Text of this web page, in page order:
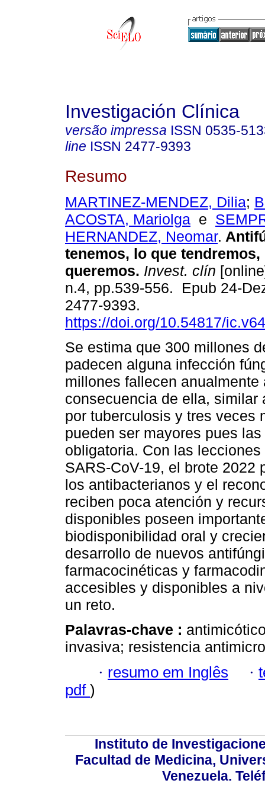
Investigación Clínica
versão impressa ISSN 0535-
line ISSN 2477-9393
Resumo
MARTINEZ-MENDEZ, Dilia;
ACOSTA, Mariolga e
HERNANDEZ, Neomar.
tenemos, lo que tendremos,
queremos. Invest. clín
n.4, pp.539-556. Epub 24-
2477-9393.
https://doi.org/10.54817/
Se estima que 300 millones
padecen alguna infección
millones fallecen anualmente
consecuencia de ella, similar
por tuberculosis y tres veces
pueden ser mayores pues
obligatoria. Con las
SARS-CoV-19, el brote 2022
los antibacterianos y el
reciben poca atención y
disponibles poseen
biodisponibilidad oral y
desarrollo de nuevos
farmacocinéticas y
accesibles y disponibles a
un reto.
Palavras-chave :
invasiva; resistencia
· resumo em Inglês ·
pdf )
Instituto de
Facultad de Medicina,
Venezuela.